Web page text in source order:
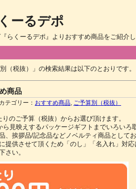
ーるデポ
らくーるデポ』よりおすすめ商品をご紹介
（税抜）」の検索結果は以下のとおりです。
商品
カテゴリー： おすすめ商品 ご予算別（税抜）
のご予算（税抜）からお選び頂けます。
ら見映えするパッケージギフトまでいろいろ
、挨拶品/記念品などノベルティ商品としてお
提供させて頂くため「のし」「名入れ」対応
さい。